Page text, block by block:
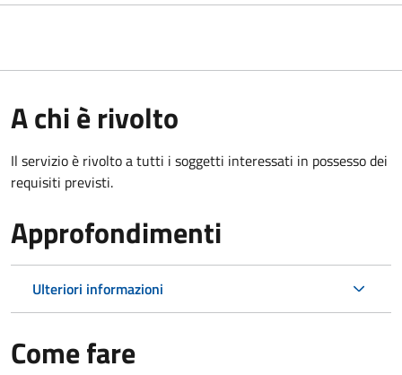
A chi è rivolto
Il servizio è rivolto a tutti i soggetti interessati in possesso dei
requisiti previsti.
Approfondimenti
Ulteriori informazioni
Come fare